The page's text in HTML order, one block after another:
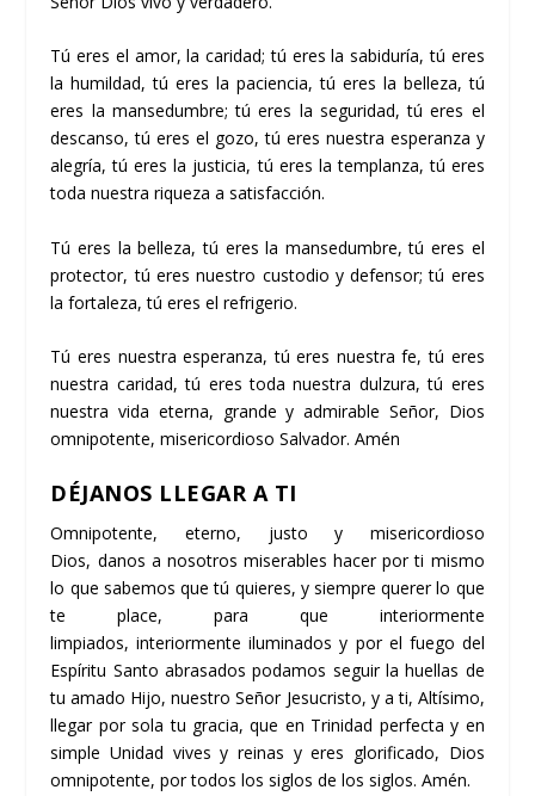
Tú eres el amor, la caridad; tú eres la sabiduría, tú eres
la humildad, tú eres la paciencia, tú eres la belleza, tú
eres la mansedumbre; tú eres la seguridad, tú eres el
descanso, tú eres el gozo, tú eres nuestra esperanza y
alegría, tú eres la justicia, tú eres la templanza, tú eres
toda nuestra riqueza a satisfacción.
Tú eres la belleza, tú eres la mansedumbre, tú eres el
protector, tú eres nuestro custodio y defensor; tú eres
la fortaleza, tú eres el refrigerio.
Tú eres nuestra esperanza, tú eres nuestra fe, tú eres
nuestra caridad, tú eres toda nuestra dulzura, tú eres
nuestra vida eterna, grande y admirable Señor, Dios
omnipotente, misericordioso Salvador. Amén
DÉJANOS LLEGAR A TI
Omnipotente, eterno, justo y misericordioso
Dios, danos a nosotros miserables hacer por ti mismo
lo que sabemos que tú quieres, y siempre querer lo que
te place, para que interiormente
limpiados, interiormente iluminados y por el fuego del
Espíritu Santo abrasados podamos seguir la huellas de
tu amado Hijo, nuestro Señor Jesucristo, y a ti, Altísimo,
llegar por sola tu gracia, que en Trinidad perfecta y en
simple Unidad vives y reinas y eres glorificado, Dios
omnipotente, por todos los siglos de los siglos. Amén.